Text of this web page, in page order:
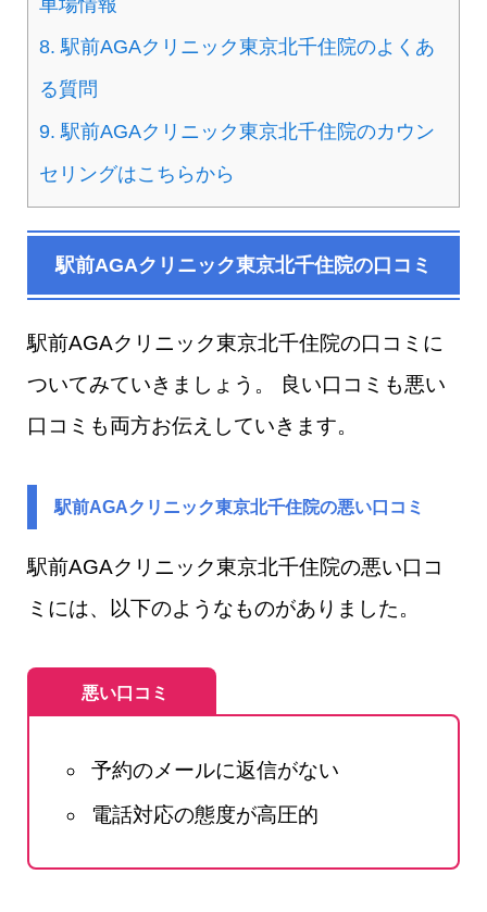
車場情報
8. 駅前AGAクリニック東京北千住院のよくあ
る質問
9. 駅前AGAクリニック東京北千住院のカウン
セリングはこちらから
駅前AGAクリニック東京北千住院の口コミ
駅前AGAクリニック東京北千住院の口コミに
ついてみていきましょう。 良い口コミも悪い
口コミも両方お伝えしていきます。
駅前AGAクリニック東京北千住院の悪い口コミ
駅前AGAクリニック東京北千住院の悪い口コ
ミには、以下のようなものがありました。
悪い口コミ
予約のメールに返信がない
電話対応の態度が高圧的